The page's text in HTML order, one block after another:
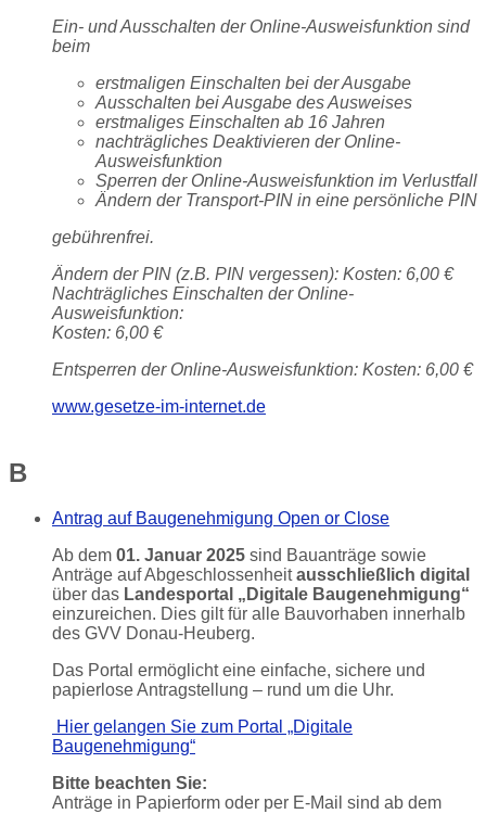
Ein- und Ausschalten der Online-Ausweisfunktion sind
beim
erstmaligen Einschalten bei der Ausgabe
Ausschalten bei Ausgabe des Ausweises
erstmaliges Einschalten ab 16 Jahren
nachträgliches Deaktivieren der Online-
Ausweisfunktion
Sperren der Online-Ausweisfunktion im Verlustfall
Ändern der Transport-PIN in eine persönliche PIN
gebührenfrei.
Ändern der PIN (z.B. PIN vergessen): Kosten: 6,00 €
Nachträgliches Einschalten der Online-
Ausweisfunktion:
Kosten: 6,00 €
Entsperren der Online-Ausweisfunktion: Kosten: 6,00 €
www.gesetze-im-internet.de
B
Antrag auf Baugenehmigung Open or Close
Ab dem 01. Januar 2025 sind Bauanträge sowie
Anträge auf Abgeschlossenheitausschließlich digital
über das Landesportal „Digitale Baugenehmigung“
einzureichen. Dies gilt für alle Bauvorhaben innerhalb
des GVV Donau-Heuberg.
Das Portal ermöglicht eine einfache, sichere und
papierlose Antragstellung – rund um die Uhr.
Hier gelangen Sie zum Portal „Digitale
Baugenehmigung“
Bitte beachten Sie:
Anträge in Papierform oder per E-Mail sind ab dem